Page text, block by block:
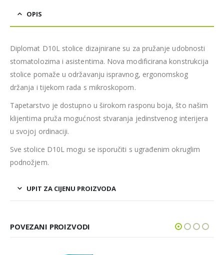
OPIS
Diplomat D10L stolice dizajnirane su za pružanje udobnosti
stomatolozima i asistentima. Nova modificirana konstrukcija
stolice pomaže u održavanju ispravnog, ergonomskog
držanja i tijekom rada s mikroskopom.
Tapetarstvo je dostupno u širokom rasponu boja, što našim
klijentima pruža mogućnost stvaranja jedinstvenog interijera
u svojoj ordinaciji.
Sve stolice D10L mogu se isporučiti s ugrađenim okruglim
podnožjem.
UPIT ZA CIJENU PROIZVODA
POVEZANI PROIZVODI